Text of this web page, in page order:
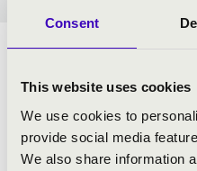
Consent
This website uses cookies
We use cookies to
provide social media
We also share information
Wéber Anita- ének